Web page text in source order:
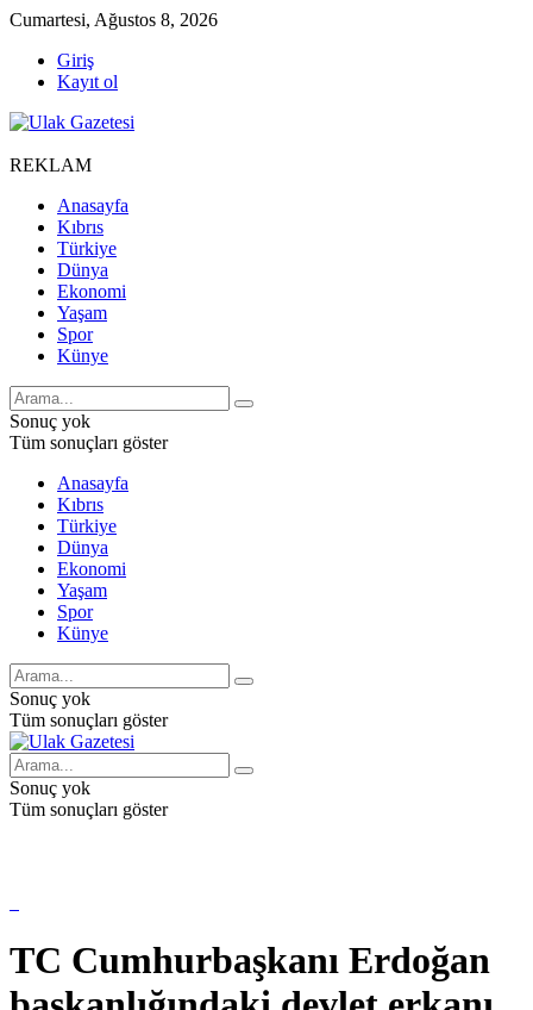
Cumartesi, Ağustos 8, 2026
Giriş
Kayıt ol
REKLAM
Anasayfa
Kıbrıs
Türkiye
Dünya
Ekonomi
Yaşam
Spor
Künye
Sonuç yok
Tüm sonuçları göster
Anasayfa
Kıbrıs
Türkiye
Dünya
Ekonomi
Yaşam
Spor
Künye
Sonuç yok
Tüm sonuçları göster
Sonuç yok
Tüm sonuçları göster
TC Cumhurbaşkanı Erdoğan